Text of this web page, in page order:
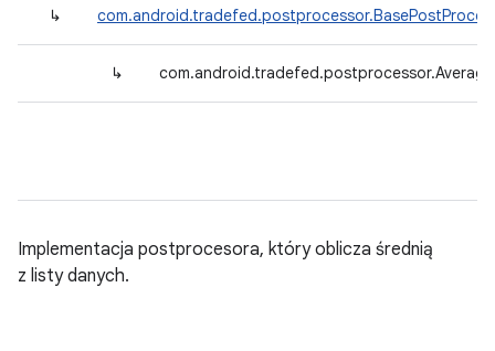
↳
↳
Implementacja postprocesora, który oblicza średnią
z listy danych.